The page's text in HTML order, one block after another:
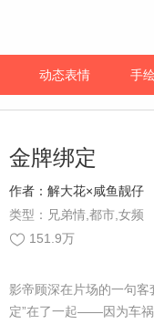
动态表情 手
金牌绑定
作者： 解大花×咸鱼靓仔
类型：兄弟情,都市,女频
151.9万
影帝顾深在片场的一句
定”在了一起——因为车祸